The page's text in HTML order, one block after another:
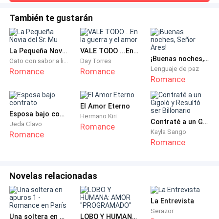
poderoso conocían, pero que nadie sabía su
verdadero nombre. Llevaba puesto un antifaz carmín,
que combinaba a la perfección su atuendo escarlata y
sus carnosos labios, que hipnotizaban, como un rubí.
Era la dueña del mejor burdel de la ciudad. Le gustaba
verse bella y arreglada en todo momento. No le
importaba el aspecto o la edad de sus clientes,
mientras le pagaran una buena cantidad de billetes,
obtendrían el servicio de sus “mariposas”; así les
decía a sus diestras empleadas, en el arte de la
compañía y otorgar placer a los hombres.
La Madame posó su mirada en el tercer muchacho,
que no había hablado. Era el más callado y tenía
Su mirada la devoraba, y el calor que emanaba de su
cuerpo era suficiente para hacerla temblar de anticipación.
No había duda alguna en su mente de lo que vendría, y en
ese momento, lo único que deseaba era rendirse
completamente a él
También te gustarán
La Pequeña Novia del Sr. Mu
Gato con sabor a limón
Romance
VALE TODO ...En la guerra y el amor
Day Torres
Romance
¡Buenas noches, Señor Ares!
Lenguaje de paz
Romance
Esposa bajo contrato
Jeda Clavo
Romance
El Amor Eterno
Hermano Kiri
Romance Contraté a un Gigoló y Resultó ser Billonario
Kayla Sango
Romance
Novelas relacionadas
Una soltera en apuros 1 - Romance en París LOBO Y HUMANA: AMOR "PROGRAMADO"
La Entrevista
Serazor